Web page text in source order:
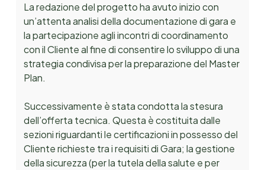
La redazione del progetto ha avuto inizio con
un’attenta analisi della documentazione di gara e
la partecipazione agli incontri di coordinamento
con il Cliente al fine di consentire lo sviluppo di una
strategia condivisa per la preparazione del Master
Plan.
Successivamente è stata condotta la stesura
dell’offerta tecnica. Questa è costituita dalle
sezioni riguardanti le certificazioni in possesso del
Cliente richieste tra i requisiti di Gara; la gestione
della sicurezza (per la tutela della salute e per